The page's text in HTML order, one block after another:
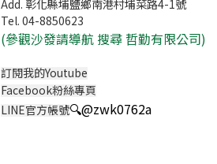
Add. 彰化縣埔鹽鄉南港村埔菜路4-1號
Tel. 04-8850623
(參觀沙發請導航 搜尋 哲勤有限公司)
訂閱我的Youtube
Facebook粉絲專頁
LINE官方帳號🔍@zwk0762a